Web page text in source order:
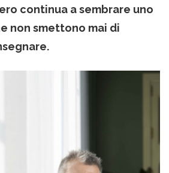
continua a sembrare uno
non smettono mai di